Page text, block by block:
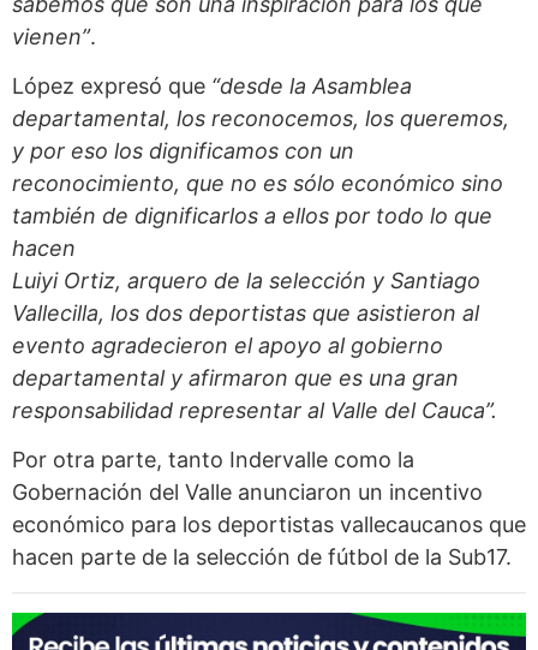
vienen”.
López expresó que “desde la Asamblea
departamental, los reconocemos, los queremos,
y por eso los dignificamos con un
reconocimiento, que no es sólo económico sino
también de dignificarlos a ellos por todo lo que
hacen
Luiyi Ortiz, arquero de la selección y Santiago
Vallecilla, los dos deportistas que asistieron al
evento agradecieron el apoyo al gobierno
departamental y afirmaron que es una gran
responsabilidad representar al Valle del Cauca”.
Por otra parte, tanto Indervalle como la
Gobernación del Valle anunciaron un incentivo
económico para los deportistas vallecaucanos que
hacen parte de la selección de fútbol de la Sub17.